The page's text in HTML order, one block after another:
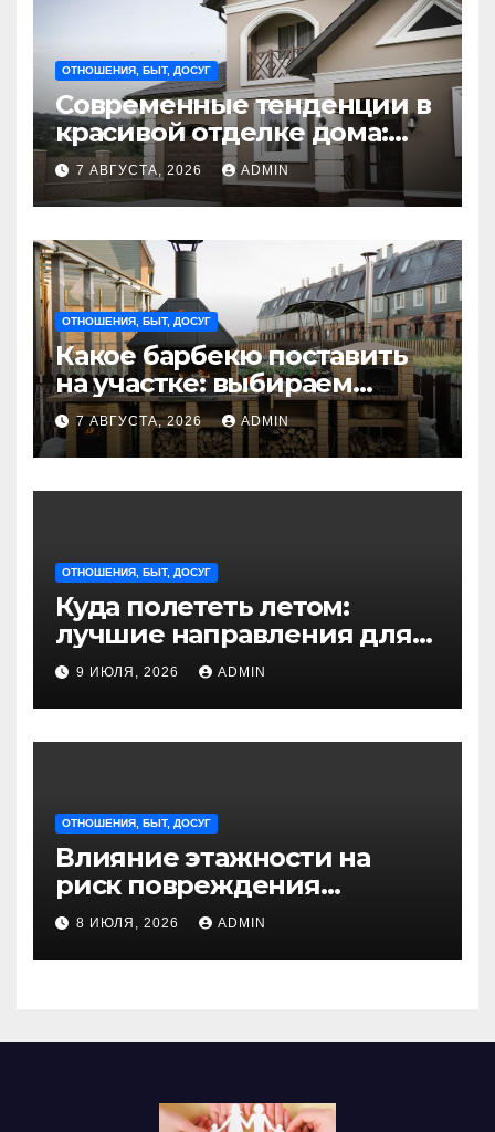
ОТНОШЕНИЯ, БЫТ, ДОСУГ
Современные тенденции в
красивой отделке дома:
стильные решения для
интерьера и экстерьера
7 АВГУСТА, 2026 ADMIN
ОТНОШЕНИЯ, БЫТ, ДОСУГ
Какое барбекю поставить
на участке: выбираем
идеальное решение для
отдыха на природе
7 АВГУСТА, 2026 ADMIN
ОТНОШЕНИЯ, БЫТ, ДОСУГ
Куда полететь летом:
лучшие направления для
отдыха из Санкт-
Петербурга
9 ИЮЛЯ, 2026 ADMIN
ОТНОШЕНИЯ, БЫТ, ДОСУГ
Влияние этажности на
риск повреждения
недвижимости
8 ИЮЛЯ, 2026 ADMIN